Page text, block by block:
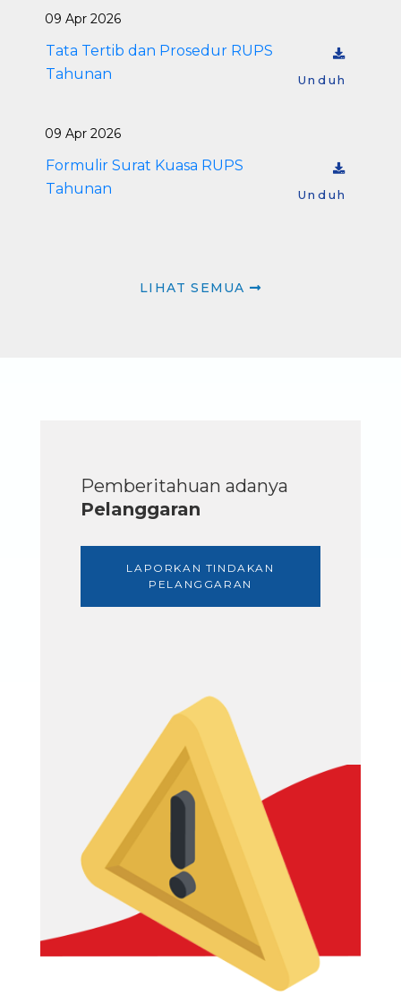
09 Apr 2026
Tata Tertib dan Prosedur RUPS
Tahunan
Unduh
09 Apr 2026
Formulir Surat Kuasa RUPS
Tahunan
Unduh
LIHAT SEMUA
Pemberitahuan adanya
Pelanggaran
LAPORKAN TINDAKAN
PELANGGARAN